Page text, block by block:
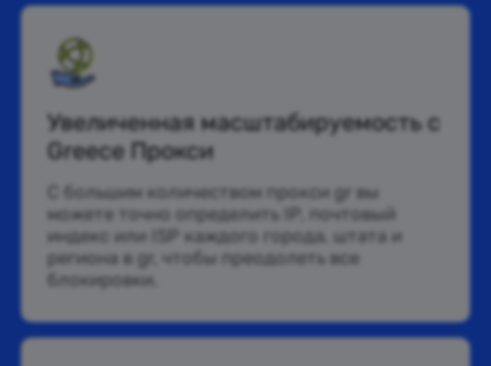
Увеличенная масштабируемость с
Greece Прокси
С большим количеством прокси gr вы
можете точно определить IP, почтовый
индекс или ISP каждого города, штата и
региона в gr, чтобы преодолеть все
блокировки.